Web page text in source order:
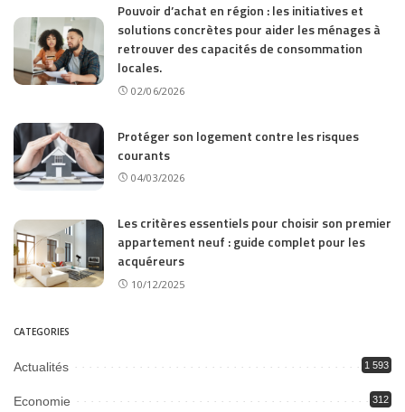
Pouvoir d’achat en région : les initiatives et
solutions concrètes pour aider les ménages à
retrouver des capacités de consommation
locales.
02/06/2026
Protéger son logement contre les risques
courants
04/03/2026
Les critères essentiels pour choisir son premier
appartement neuf : guide complet pour les
acquéreurs
10/12/2025
CATEGORIES
Actualités 1 593
Economie 312